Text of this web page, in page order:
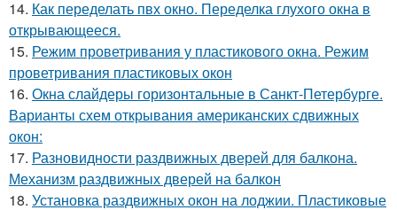
14. Как переделать пвх окно. Переделка глухого окна в
открывающееся.
15. Режим проветривания у пластикового окна. Режим
проветривания пластиковых окон
16. Окна слайдеры горизонтальные в Санкт-Петербурге.
Варианты схем открывания американских сдвижных
окон:
17. Разновидности раздвижных дверей для балкона.
Механизм раздвижных дверей на балкон
18. Установка раздвижных окон на лоджии. Пластиковые